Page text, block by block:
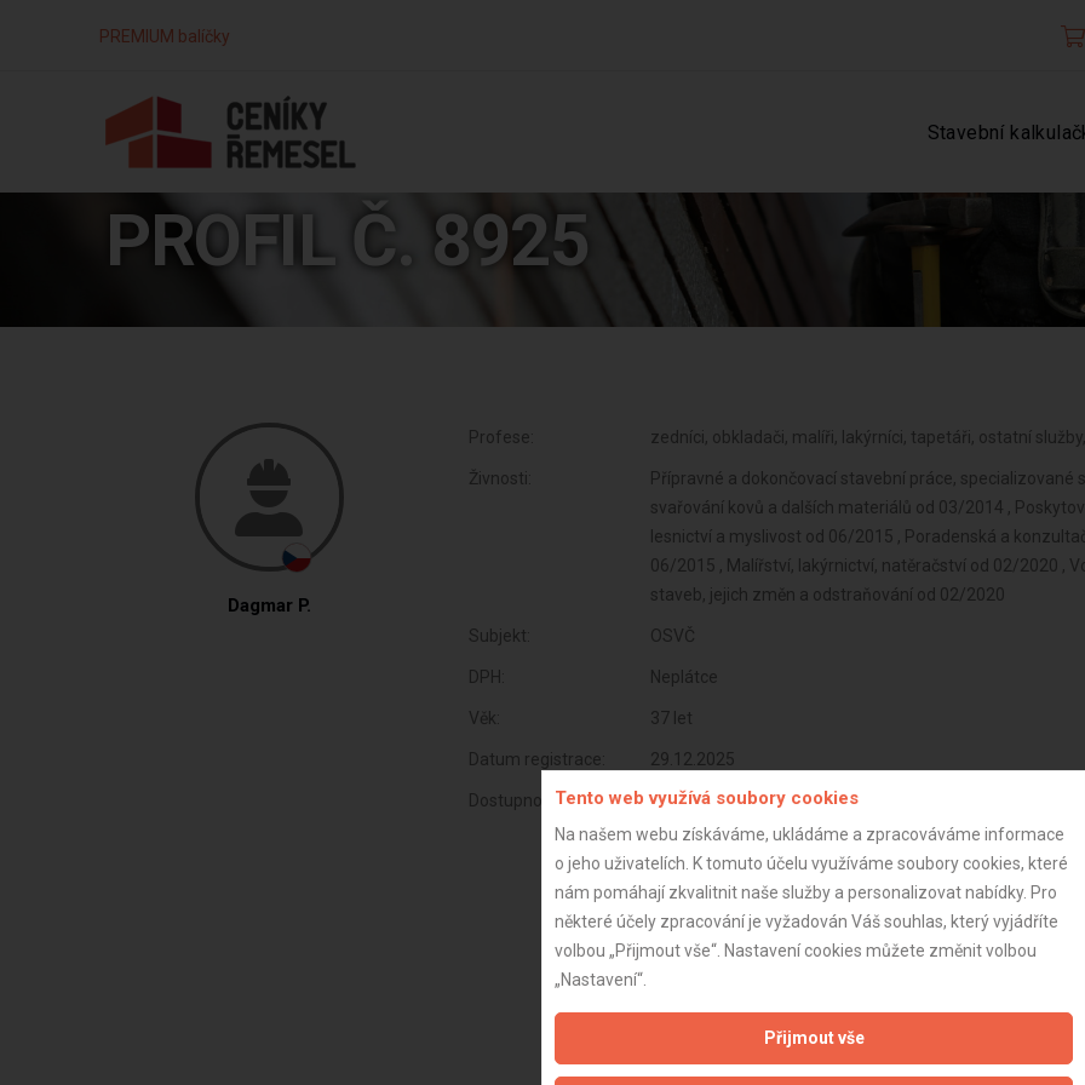
PREMIUM balíčky
Stavební
PROFIL Č. 8925
Dagmar P.
Profese: zedníci, obkladači, malíři, lakýrníci, tapetáři, ostatní
Živnosti:
Přípravné a dokončovací stavební práce,
svařování kovů a dalších materiálů od 03/2014 ,
lesnictví a myslivost od 06/2015 , Poradenská a
06/2015 , Malířství, lakýrnictví, natěračství od 02/2020 ,
staveb, jejich změn a odstraňování od 02/2020
Subjekt: OSVČ
DPH: Neplátce
Věk: 37 let
Datum registrace: 29.12.2025
Dostupnost:Tento web využívá soubory cookies
Na našem webu získáváme, ukládáme a zpracováváme informace
o jeho uživatelích. K tomuto účelu využíváme soubory cookies, které
nám pomáhají zkvalitnit naše služby a personalizovat nabídky. Pro
některé účely zpracování je vyžadován Váš souhlas, který vyjádříte
volbou „Přijmout vše“. Nastavení cookies můžete změnit volbou
„Nastavení“.
Přijmout vše